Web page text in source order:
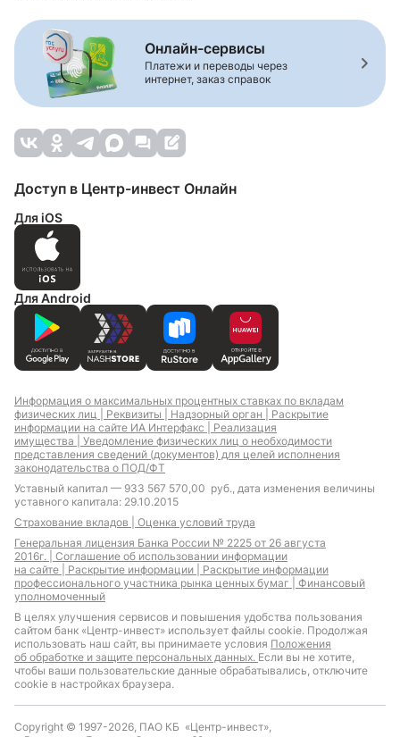
Онлайн-сервисы
Платежи и переводы через
интернет, заказ справок
Доступ в Центр-инвест Онлайн
Для iOS
Для Android
Информация о максимальных процентных ставках по вкладам
физических лиц | Реквизиты | Надзорный орган | Раскрытие
информации на сайте ИА Интерфакс | Реализация
имущества | Уведомление физических лиц о необходимости
представления сведений (документов) для целей исполнения
законодательства о ПОД/ФТ
Уставный капитал — 933 567 570,00 руб., дата изменения величины
уставного капитала: 29.10.2015
Страхование вкладов | Оценка условий труда
Генеральная лицензия Банка России № 2225 от 26 августа
2016г. | Соглашение об использовании информации
на сайте | Раскрытие информации | Раскрытие информации
профессионального участника рынка ценных бумаг | Финансовый
уполномоченный
В целях улучшения сервисов и повышения удобства пользования
сайтом банк «Центр-инвест» использует файлы cookie. Продолжая
использовать наш сайт, вы принимаете условия Положения
об обработке и защите персональных данных. Если вы не хотите,
чтобы ваши пользовательские данные обрабатывались, отключите
cookie в настройках браузера.
Copyright © 1997-2026, ПАО КБ «Центр-инвест»,